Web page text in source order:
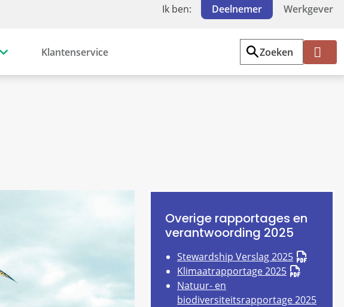
Ik ben: Deelnemer Werkgever
Klantenservice
Zoeken
Mi
Overige rapportages en
verantwoording 2025
Stewardship Verslag 2025
Klimaatrapportage 2025
Natuur- en
biodiversiteitsrapportage 2025